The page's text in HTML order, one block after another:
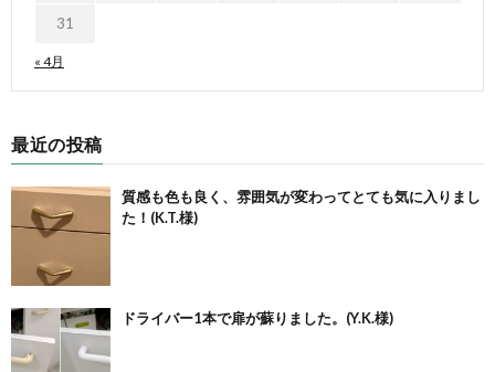
« 4月
31
最近の投稿
質感も色も良く、雰囲気が変わってとても気に入りまし
た！(K.T.様)
ドライバー1本で扉が蘇りました。(Y.K.様)